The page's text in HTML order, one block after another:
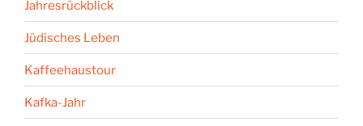
Jahresrückblick
Jüdisches Leben
Kaffeehaustour
Kafka-Jahr